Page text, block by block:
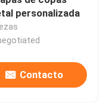
personalizada
Contacto